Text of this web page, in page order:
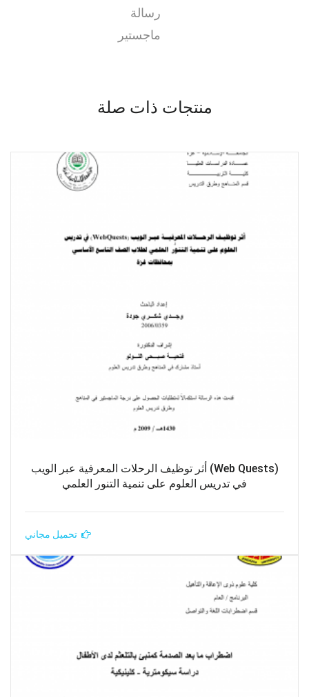
رسالة
ماجستير
منتجات ذات صلة
(Web Quests) أثر توظيف الرحلات المعرفية عبر الويب
في تدريس العلوم على تنمية التنور العلمي
تحميل مجاني